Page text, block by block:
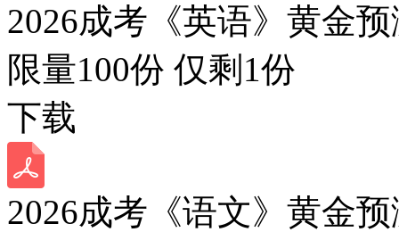
2026成考《英语》黄金
限量100份 仅剩 1份
下载
2026成考《语文》黄金